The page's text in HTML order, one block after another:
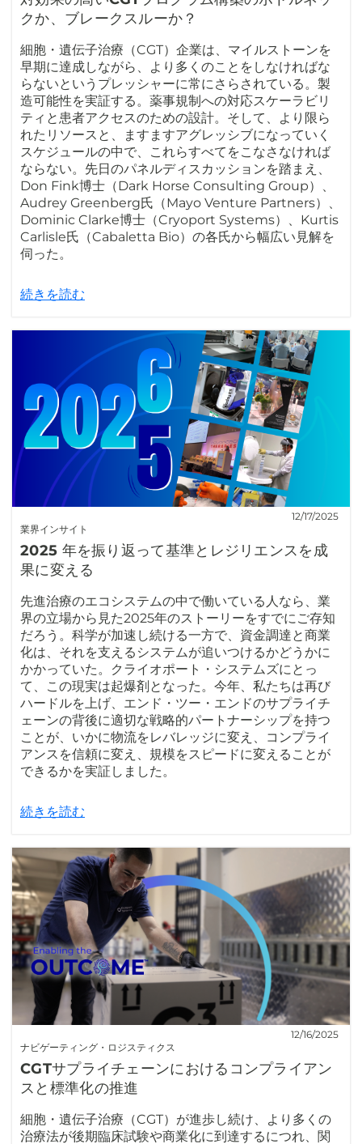
クか、ブレークスルーか？
細胞・遺伝子治療（CGT）企業は、マイルストーンを
早期に達成しながら、より多くのことをしなければな
らないというプレッシャーに常にさらされている。製
造可能性を実証する。薬事規制への対応スケーラビリ
ティと患者アクセスのための設計。そして、より限ら
れたリソースと、ますますアグレッシブになっていく
スケジュールの中で、これらすべてをこなさなければ
ならない。先日のパネルディスカッションを踏まえ、
Don Fink博士（Dark Horse Consulting Group）、
Audrey Greenberg氏（Mayo Venture Partners）、
Dominic Clarke博士（Cryoport Systems）、Kurtis
Carlisle氏（Cabaletta Bio）の各氏から幅広い見解を
伺った。
続きを読む
業界インサイト
12/17/2025
2025 年を振り返って基準とレジリエンスを成
果に変える
先進治療のエコシステムの中で働いている人なら、業
界の立場から見た2025年のストーリーをすでにご存知
だろう。科学が加速し続ける一方で、資金調達と商業
化は、それを支えるシステムが追いつけるかどうかに
かかっていた。クライオポート・システムズにとっ
て、この現実は起爆剤となった。今年、私たちは再び
ハードルを上げ、エンド・ツー・エンドのサプライチ
ェーンの背後に適切な戦略的パートナーシップを持つ
ことが、いかに物流をレバレッジに変え、コンプライ
アンスを信頼に変え、規模をスピードに変えることが
できるかを実証しました。
続きを読む
ナビゲーティング・ロジスティクス
12/16/2025
CGTサプライチェーンにおけるコンプライアン
スと標準化の推進
細胞・遺伝子治療（CGT）が進歩し続け、より多くの
治療法が後期臨床試験や商業化に到達するにつれ、関